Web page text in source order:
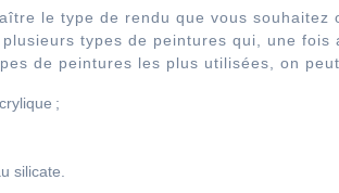
le type de rendu que vous souhaitez
types de peintures qui, une fois
de peintures les plus utilisées, on
;
silicate.